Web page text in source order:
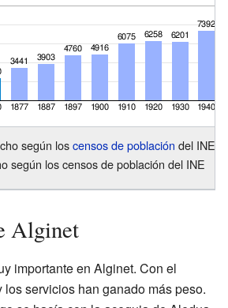
según loscensos de población del INE
según los censos de población del INE
Alginet
importante en Alginet. Con el
servicios han ganado más peso.